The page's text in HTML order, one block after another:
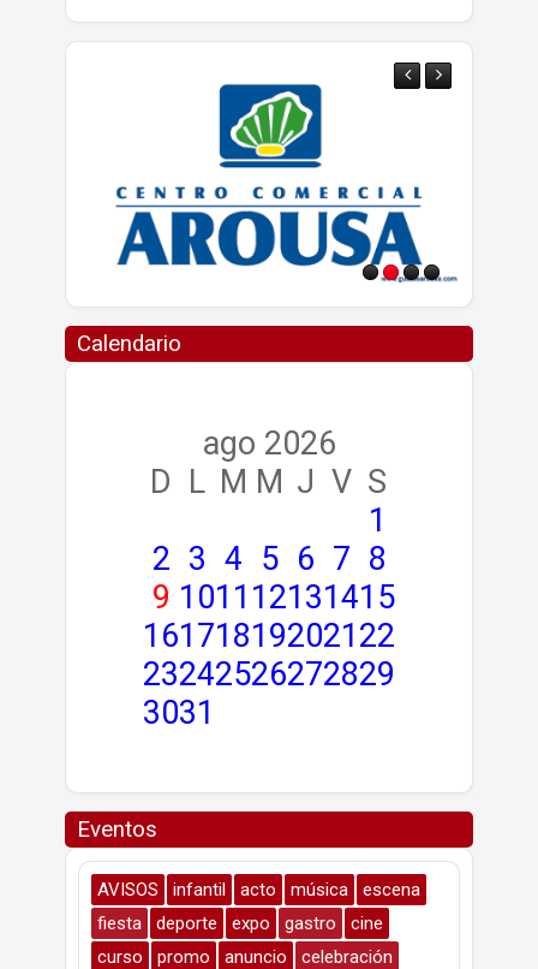
Calendario
ago 2026
D L M M J V S
1
2 3 4 5 6 7 8
9 1011 12131415
16171819202122
23242526272829
3031
Eventos
AVISOS infantil acto música
escena
fiesta
deporte expo gastro
cine
curso
promo anuncio
celebración